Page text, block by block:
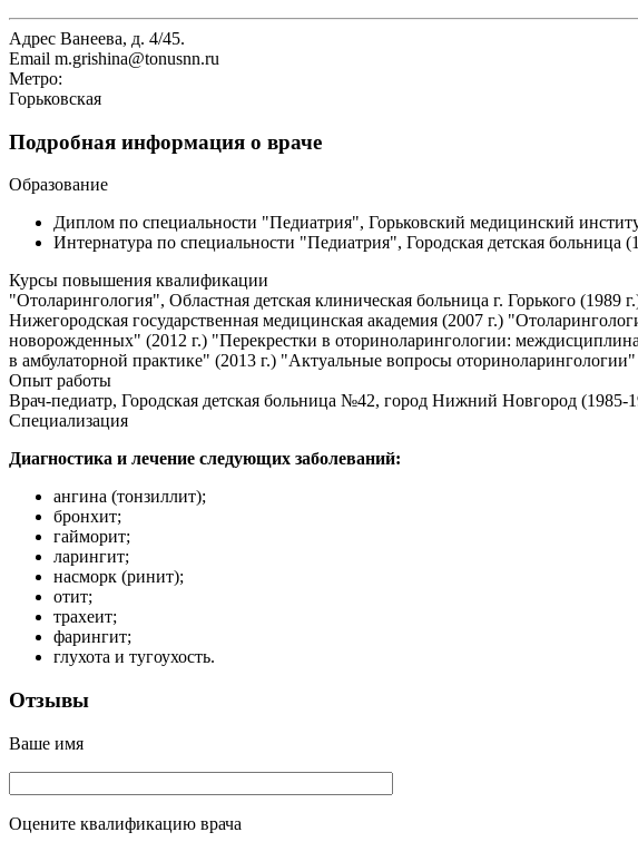
Адрес Ванеева, д. 4/45.
Email m.grishina@tonusnn.ru
Метро:
Горьковская
Подробная информация о враче
Образование
Диплом по специальности "Педиатрия", Горьковский медицинский
Интернатура по специальности "Педиатрия", Городская детская больница
Курсы повышения квалификации
"Отоларингология", Областная детская клиническая больница г. Горького
Нижегородская государственная медицинская академия (2007 г.)
новорожденных" (2012 г.) "Перекрестки в оториноларингологии:
в амбулаторной практике" (2013 г.) "Актуальные вопросы
Опыт работы
Врач-педиатр, Городская детская больница №42, город Нижний Новгород (1985-
Специализация
Диагностика и лечение следующих заболеваний:
ангина (тонзиллит);
бронхит;
гайморит;
ларингит;
насморк (ринит);
отит;
трахеит;
фарингит;
глухота и тугоухость.
Отзывы
Ваше имя
Оцените квалификацию врача